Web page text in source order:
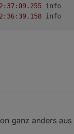
: 37: 09.255
: 36: 39.158
ganz anders aus